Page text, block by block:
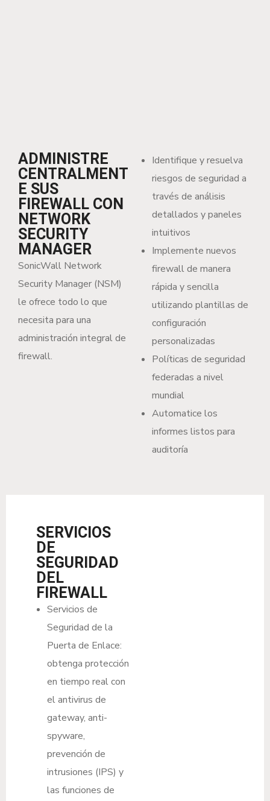
ADMINISTRE
CENTRALMENT
E SUS
FIREWALL CON
NETWORK
SECURITY
MANAGER
SonicWall Network
Security Manager (NSM)
le ofrece todo lo que
necesita para una
administración integral de
firewall.
Identifique y resuelva
riesgos de seguridad a
través de análisis
detallados y paneles
intuitivos
Implemente nuevos
firewall de manera
rápida y sencilla
utilizando plantillas de
configuración
personalizadas
Políticas de seguridad
federadas a nivel
mundial
Automatice los
informes listos para
auditoría
SERVICIOS
DE
SEGURIDAD
DEL
FIREWALL
Servicios de
Seguridad de la
Puerta de Enlace:
obtenga protección
en tiempo real con
el antivirus de
gateway, anti-
spyware,
prevención de
intrusiones (IPS) y
las funciones de